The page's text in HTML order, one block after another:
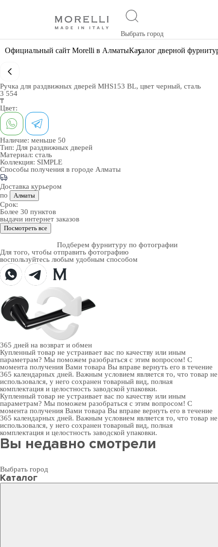
Выбрать город
Официальный сайт Morelli в АлматыКаталог дверной
Ручка для раздвижных дверей MHS153 BL, цвет черный, сталь
3 554
₸
Цвет:
Наличие: меньше 50
Тип: Для раздвижных дверей
Материал: сталь
Коллекция: SIMPLE
Способы получения в городе Алматы
Доставка курьером
по
Алматы
Срок:
Более 30 пунктов
выдачи интернет заказов
Посмотреть все
Подберем фурнитуру по фотографии
Для того, чтобы отправить фотографию
воспользуйтесь любым удобным способом
365 дней на возврат и обмен
Купленный товар не устраивает вас по качеству или иным
параметрам? Мы поможем разобраться с этим вопросом! С
момента получения Вами товара Вы вправе вернуть его в течение
365 календарных дней. Важным условием является то, что товар не
использовался, у него сохранен товарный вид, полная
комплектация и целостность заводской упаковки.
Купленный товар не устраивает вас по качеству или иным
параметрам? Мы поможем разобраться с этим вопросом! С
момента получения Вами товара Вы вправе вернуть его в течение
365 календарных дней. Важным условием является то, что товар не
использовался, у него сохранен товарный вид, полная
комплектация и целостность заводской упаковки.
Вы недавно смотрели
Выбрать город
Каталог